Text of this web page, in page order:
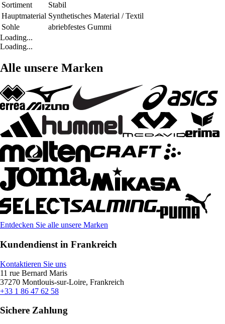
Sortiment
Stabil
Hauptmaterial Synthetisches Material / Textil
Sohle
abriebfestes Gummi
Loading...
Loading...
Alle unsere Marken
Entdecken Sie alle unsere Marken
Kundendienst in Frankreich
Kontaktieren Sie uns
11 rue Bernard Maris
37270 Montlouis-sur-Loire, Frankreich
+33 1 86 47 62 58
Sichere Zahlung